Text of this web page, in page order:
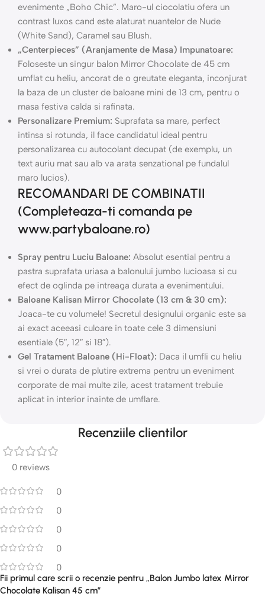
evenimente „Boho Chic”. Maro-ul ciocolatiu ofera un
contrast luxos cand este alaturat nuantelor de Nude
(White Sand), Caramel sau Blush.
„Centerpieces” (Aranjamente de Masa) Impunatoare:
Foloseste un singur balon Mirror Chocolate de 45 cm
umflat cu heliu, ancorat de o greutate eleganta, inconjurat
la baza de un cluster de baloane mini de 13 cm, pentru o
masa festiva calda si rafinata.
Personalizare Premium: Suprafata sa mare, perfect
intinsa si rotunda, il face candidatul ideal pentru
personalizarea cu autocolant decupat (de exemplu, un
text auriu mat sau alb va arata senzational pe fundalul
maro lucios).
RECOMANDARI DE COMBINATII
(Completeaza-ti comanda pe
www.partybaloane.ro)
Spray pentru Luciu Baloane: Absolut esential pentru a
pastra suprafata uriasa a balonului jumbo lucioasa si cu
efect de oglinda pe intreaga durata a evenimentului.
Baloane Kalisan Mirror Chocolate (13 cm & 30 cm):
Joaca-te cu volumele! Secretul designului organic este sa
ai exact aceeasi culoare in toate cele 3 dimensiuni
esentiale (5″, 12″ si 18″).
Gel Tratament Baloane (Hi-Float): Daca il umfli cu heliu
si vrei o durata de plutire extrema pentru un eveniment
corporate de mai multe zile, acest tratament trebuie
aplicat in interior inainte de umflare.
Recenziile clientilor
0 reviews
0
0
0
0
0
Fii primul care scrii o recenzie pentru „Balon Jumbo latex Mirror
Chocolate Kalisan 45 cm”